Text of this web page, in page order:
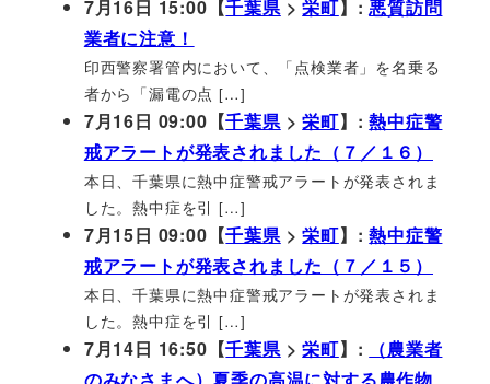
7月16日 15:00【千葉県>栄町】:悪質訪問
業者に注意！
印西警察署管内において、「点検業者」を名乗る
者から「漏電の点 […]
7月16日 09:00【千葉県>栄町】:熱中症警
戒アラートが発表されました（７／１６）
本日、千葉県に熱中症警戒アラートが発表されま
した。熱中症を引 […]
7月15日 09:00【千葉県>栄町】:熱中症警
戒アラートが発表されました（７／１５）
本日、千葉県に熱中症警戒アラートが発表されま
した。熱中症を引 […]
7月14日 16:50【千葉県>栄町】:
（農業者